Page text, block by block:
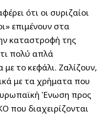
ότι οι συριζαίοι
επιμένουν στα
καταστροφή της
πολύ απλά
το κεφάλι. Ζαλίζουν,
με τα χρήματα που
Ένωση προς
που διαχειρίζονται